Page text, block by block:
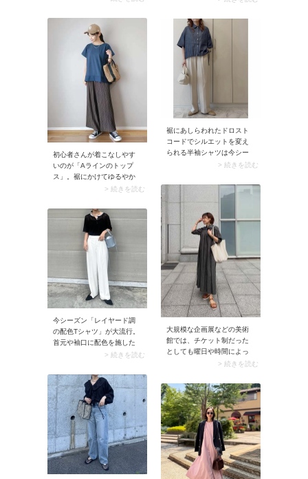
トにメリハリがあるブラウ
ス」です。スナップのよう
なウエストタックやペプラ
ムをはじめ、ティアード・
シャーリングのブラウスは
立体感があり、一枚でサマ
になります。ちなみにダボ
ッとしたパンツとのコーデ
もおすすめ。ワイドパンツ
がのっぺり見えずおしゃれ
に着こなせますよ。
イリングに軽やかさを出す
のがポイントです。ふんわ
りとした白バルーンスカー
トにすっきり見える黒ベス
トを合わせれば、甘辛さが
絶妙な大人っぽいきれいめ
カジュアルに。
初心者さんが着こなしやす
いのが「Aラインのトップ
ス」。裾にかけてゆるやか
に広がり、気になるウエス
ーできます。加えて40代50
代は生地感にハリがあるも
のを選ぶのがおすすめ。例
えばハリ素材のプルオーバ
ーはボディラインを拾わ
ず、大人のカジュアルコー
デにうってつけですよ。
> 続きを読む
裾にあしらわれたドロスト
コードでシルエットを変え
られる半袖シャツは今シー
ズン人気のデザイン。裾を
でウエスト周りをふんわり
カバーできるのは大人にと
を一番上まで留めて着こな
すと、女性らしいムードに
仕上がります。
> 続きを読む
大規模な企画展などの美術
館では、チケット制だった
としても曜日や時間によっ
ては並んで待つ時間がある
でも並びそうな会場なら、
できるだけ涼しい服を選ぶ
のが正解です。そこで40代
50代におすすめなのがリネ
ンのワンピース。風を通し
て涼しいのはもちろん、き
ちんと感も演出できるのが
魅力です。バッグは図録や
グッズ購入をはじめ、日傘
> 続きを読む
今シーズン「レイヤード調
の配色Tシャツ」が大流行。
首元や袖口に配色を施した
デザインがアクセントにな
完成します。
> 続きを読む